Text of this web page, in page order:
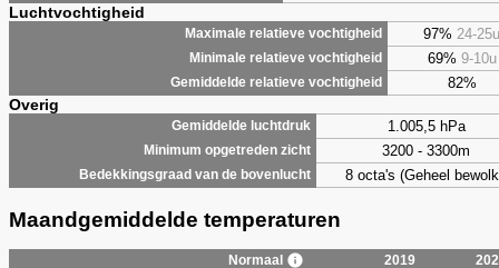
Luchtvochtigheid
Maximale relatieve vochtigheid 97% 24-25u
Minimale relatieve vochtigheid 69% 9-10u
Gemiddelde relatieve vochtigheid 82%
Overig
Gemiddelde luchtdruk 1.005,5 hPa
Minimum opgetreden zicht 3200 - 3300m
Bedekkingsgraad van de bovenlucht 8 octa's (Geheel
Maandgemiddelde temperaturen
Normaal 2019